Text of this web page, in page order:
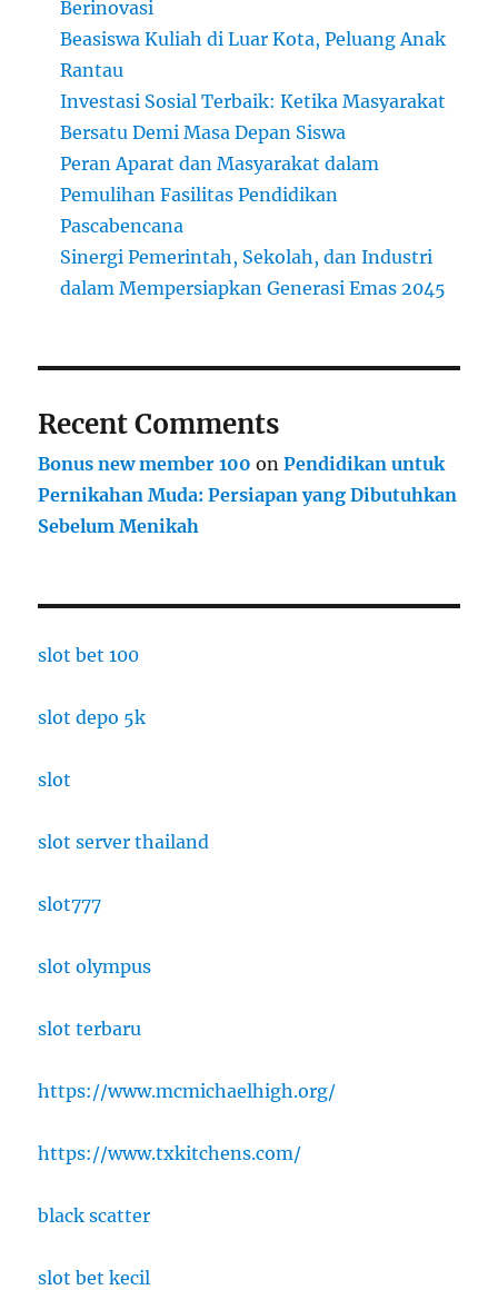
Berinovasi
Beasiswa Kuliah di Luar Kota, Peluang Anak
Rantau
Investasi Sosial Terbaik: Ketika Masyarakat
Bersatu Demi Masa Depan Siswa
Peran Aparat dan Masyarakat dalam
Pemulihan Fasilitas Pendidikan
Pascabencana
Sinergi Pemerintah, Sekolah, dan Industri
dalam Mempersiapkan Generasi Emas 2045
Recent Comments
Bonus new member 100 onPendidikan untuk
Pernikahan Muda: Persiapan yang Dibutuhkan
Sebelum Menikah
slot bet 100
slot depo 5k
slot
slot server thailand
slot777
slot olympus
slot terbaru
https://www.mcmichaelhigh.org/
https://www.txkitchens.com/
black scatter
slot bet kecil